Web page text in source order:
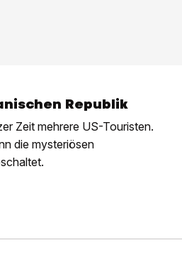
Republik
Zeit mehrere US-Touristen.
die mysteriösen